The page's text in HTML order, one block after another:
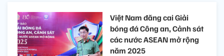
Việt Nam đăng cai Giải
bóng đá Công an, Cảnh sát
các nước ASEAN mở rộng
năm 2025